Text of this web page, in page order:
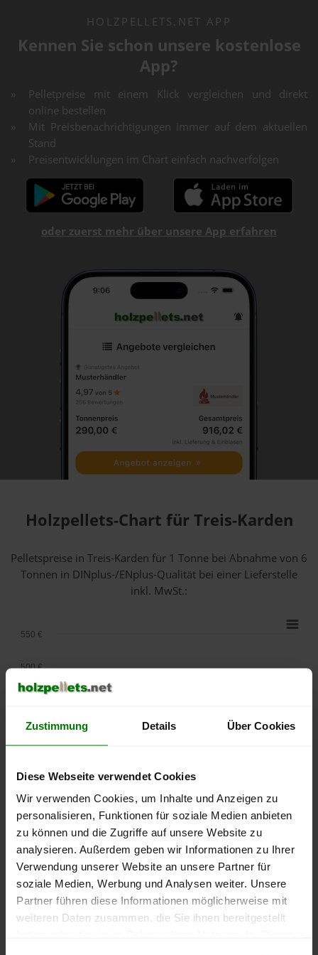
Zustimmung Details Über Cookies
Diese Webseite verwendet Cookies
Wir verwenden Cookies, um Inhalte und Anzeigen zu
personalisieren, Funktionen für soziale Medien anbieten
zu können und die Zugriffe auf unsere Website zu
analysieren. Außerdem geben wir Informationen zu Ihrer
Verwendung unserer Website an unsere Partner für
soziale Medien, Werbung und Analysen weiter. Unsere
Partner führen diese Informationen möglicherweise mit
weiteren Daten zusammen, die Sie ihnen bereitgestellt
HOLZPELLETS.NET APP
Kennen Sie schon unsere kostenlose
App?
Pelletpreise mit einem Klick vergleichen und direkt
online bestellen
Mit Preisbenachrichtigungen immer auf dem aktuellen
Stand
Preisentwicklungen im Chart einfach nachverfolgen
oder zuerst mehr über unsere App erfahren
Holzpellets-Chart für Treis-Karden
Pelletspreise in Treis-Karden für 1 Tonne bei Abnahmevon 6
Tonnen in DINplus-/ENplus-Qualität bei einer Lieferstelle
inkl. MwSt.:
2025
2026
2026
250 €
300 €
400 €
500 €
550 €
Die aktuelle Preisentwicklung für Holzpellets in Deutschland
können Sie jederzeit auf unsererPelletspreise-Seite